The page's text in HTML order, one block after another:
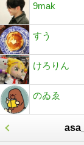
9mak
すう
けろりん
のゐゑ